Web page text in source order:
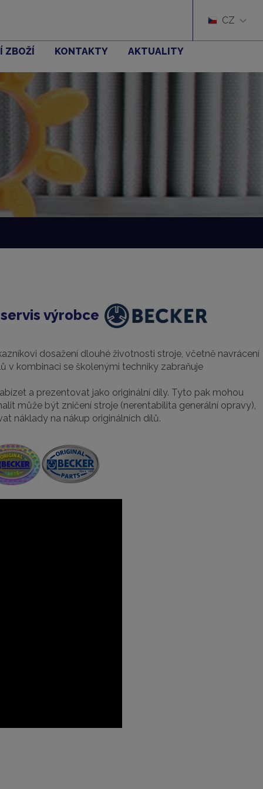
CZ
ZBOŽÍ KONTAKTY AKTUALITY
výrobce
dosažení dlouhé životnosti stroje, včetně navrácení
v kombinaci se školenými techniky zabraňuje
a prezentovat jako originální díly. Tyto pak mohou
může být zničení stroje (nerentabilita generální opravy),
náklady na nákup originálních dílů.